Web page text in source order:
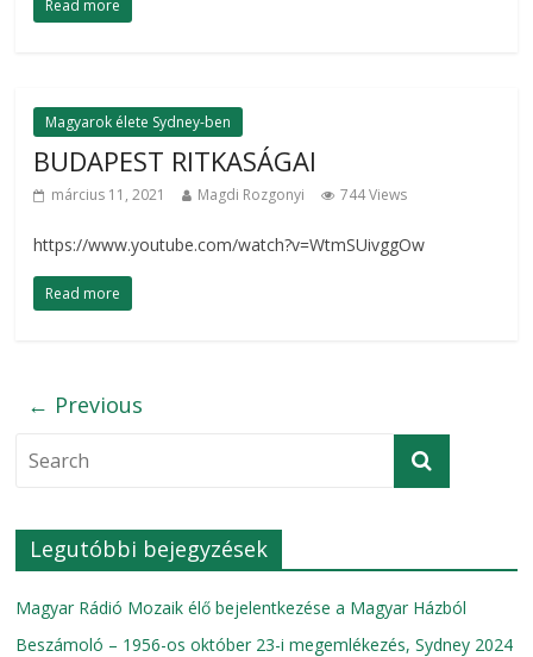
Read more
Magyarok élete Sydney-ben
BUDAPEST RITKASÁGAI
március 11, 2021 Magdi Rozgonyi 744 Views
https://www.youtube.com/watch?v=WtmSUivggOw
Read more
← Previous
Legutóbbi bejegyzések
Magyar Rádió Mozaik élő bejelentkezése a Magyar Házból
Beszámoló – 1956-os október 23-i megemlékezés, Sydney 2024